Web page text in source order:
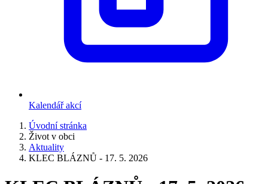
Kalendář akcí
Úvodní stránka
Život v obci
Aktuality
KLEC BLÁZNŮ - 17. 5. 2026